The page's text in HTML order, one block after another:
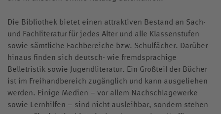
Die Bibliothek bietet einen attraktiven Bestand an Sach-
und Fachliteratur für jedes Alter und alle Klassenstufen
sowie sämtliche Fachbereiche bzw. Schulfächer. Darüber
hinaus finden sich deutsch- wie fremdsprachige
Belletristik sowie Jugendliteratur. Ein Großteil der Bücher
ist im Freihandbereich zugänglich und kann ausgeliehen
werden. Einige Medien – vor allem Nachschlagewerke
sowie Lernhilfen – sind nicht ausleihbar, sondern stehen